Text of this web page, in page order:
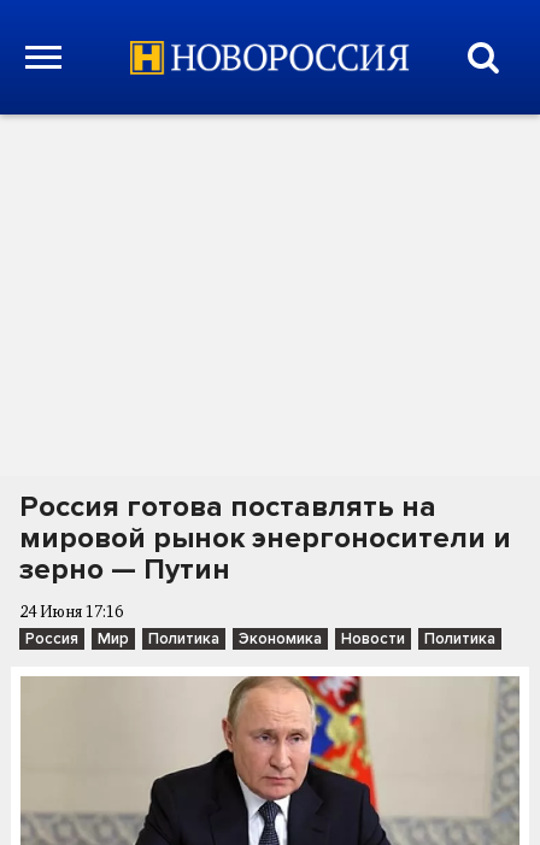
Россия готова поставлять на
мировой рынок энергоносители и
зерно — Путин
24 Июня 17:16
Россия Мир Политика Экономика Новости Политика